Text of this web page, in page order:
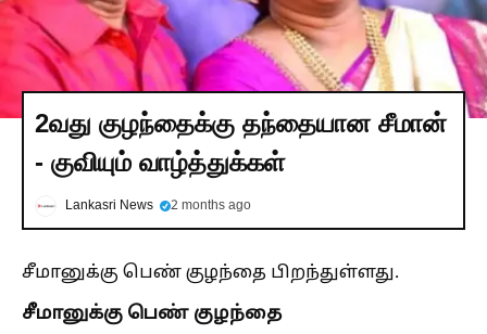
2வது குழந்தைக்கு தந்தையான சீமான்
- குவியும் வாழ்த்துக்கள்
Lankasri News 2 months ago
சீமானுக்கு பெண் குழந்தை பிறந்துள்ளது.
சீமானுக்கு பெண் குழந்தை